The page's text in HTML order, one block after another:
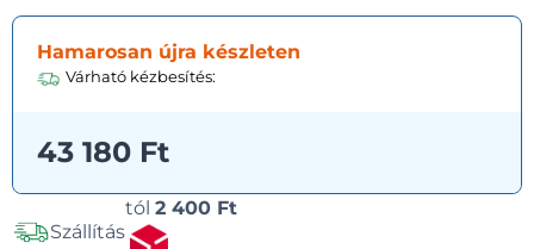
Hamarosan újra készleten
Várható kézbesítés:
43 180 Ft
Szállítás
tól 2 400 Ft